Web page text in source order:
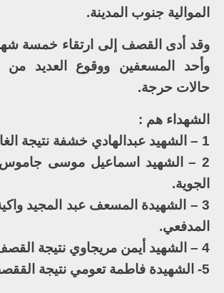
الموالية جنوب المدينة.
وقد أدى القصف إلى ارتقاء خمسة
وأحد المسعفين ووقوع العديد من
حالات حرجة.
الشهداء هم :
1 – الشهيد عبدالهادي خشفة نتيجة الغارات الجوية.
2 – الشهيد اسماعيل موسى جاموس
الجوية.
3 – الشهيدة المسعف عبد المجيد
المدفعي.
4 – الشهيد أيمن مريجاوي نتيجة القصف المدفعي.
5- الشهيدة فاطمة تعومي نتيجة الققصف المدفعي.